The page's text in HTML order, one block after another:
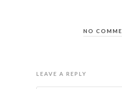
NO
LEAVE A REPLY